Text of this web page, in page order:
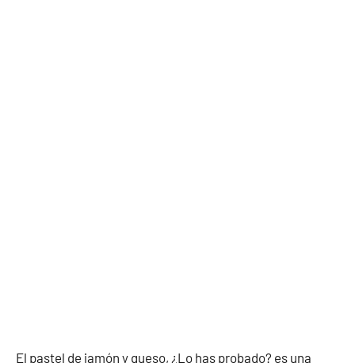
El pastel de jamón y queso, ¿Lo has probado? es una